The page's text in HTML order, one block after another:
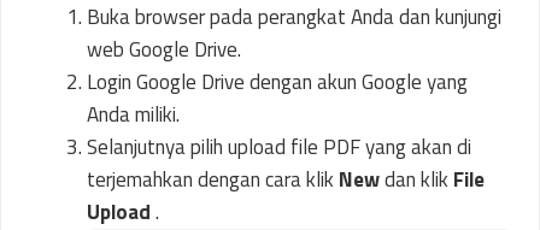
Buka browser pada perangkat Anda dan kunjungi
web Google Drive.
Login Google Drive dengan akun Google yang
Anda miliki.
Selanjutnya pilih upload file PDF yang akan di
terjemahkan dengan cara klik Newdan klik File
Upload.